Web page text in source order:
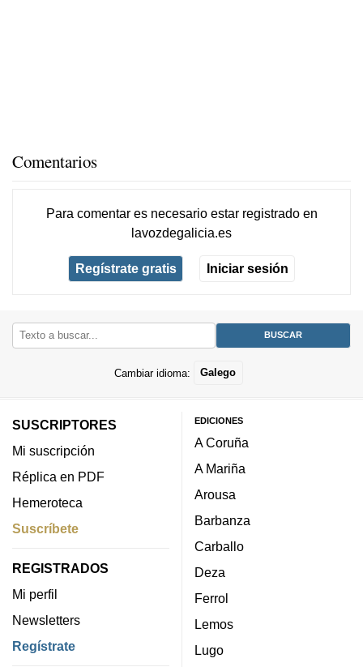
Comentarios
Para comentar es necesario estar registradoen
lavozdegalicia.es
Regístrate gratis Iniciar sesión
Cambiar idioma: Galego
SUSCRIPTORES
Mi suscripción
Réplica en PDF
Hemeroteca
Suscríbete
REGISTRADOS
Mi perfil
Newsletters
Regístrate
EDICIONES
A Coruña
A Mariña
Arousa
Barbanza
Carballo
Deza
Ferrol
Lemos
Lugo